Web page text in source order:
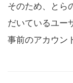
そのため、とら
だいているユー
事前のアカウン